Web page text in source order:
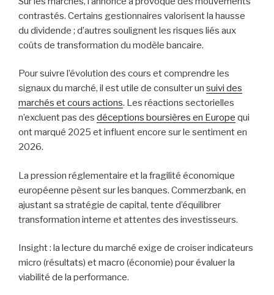
contrastés. Certains gestionnaires valorisent la hausse
du dividende ; d’autres soulignent les risques liés aux
coûts de transformation du modèle bancaire.
Pour suivre l’évolution des cours et comprendre les
signaux du marché, il est utile de consulter un suivi des
marchés et cours actions. Les réactions sectorielles
n’excluent pas des déceptions boursières en Europe qui
ont marqué 2025 et influent encore sur le sentiment en
2026.
La pression réglementaire et la fragilité économique
européenne pèsent sur les banques. Commerzbank, en
ajustant sa stratégie de capital, tente d’équilibrer
transformation interne et attentes des investisseurs.
Insight : la lecture du marché exige de croiser indicateurs
micro (résultats) et macro (économie) pour évaluer la
viabilité de la performance.